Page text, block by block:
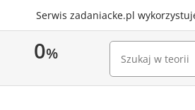
Serwis zadaniacke.pl
0%